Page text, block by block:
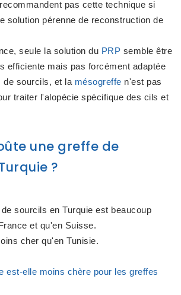
pas cette technique si
solution pérenne de reconstruction de
seule la solution du PRP semble être
efficiente mais pas forcément adaptée
de sourcils, et la mésogreffe n'est pas
traiter l'alopécie spécifique des cils et
une greffe de
?
sourcils en Turquie est beaucoup
et qu'en Suisse.
cher qu'en Tunisie.
est-elle moins chère pour les greffes